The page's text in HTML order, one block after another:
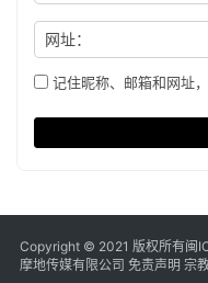
网址：
记住昵称、邮箱和网址
Copyright © 2021 版权所有闽
摩地传媒有限公司 免责声明 宗